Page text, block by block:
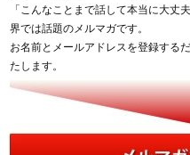
「こんなことまで話して本当に大丈
界では話題のメルマガです。
お名前とメールアドレスを登録する
たします。